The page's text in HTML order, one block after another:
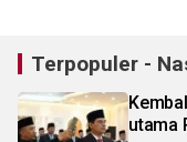
Terpopuler -
utama